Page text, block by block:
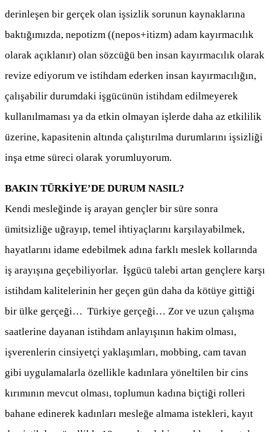
derinleşen bir gerçek olan işsizlik sorunun kaynaklarına
baktığımızda, nepotizm ((nepos+itizm) adam kayırmacılık
olarak açıklanır) olan sözcüğü ben insan kayırmacılık olarak
revize ediyorum ve istihdam ederken insan kayırmacılığın,
çalışabilir durumdaki işgücünün istihdam edilmeyerek
kullanılmaması ya da etkin olmayan işlerde daha az etkililik
üzerine, kapasitenin altında çalıştırılma durumlarını işsizliği
inşa etme süreci olarak yorumluyorum.
BAKIN TÜRKİYE’DE DURUM NASIL?
Kendi mesleğinde iş arayan gençler bir süre sonra
ümitsizliğe uğrayıp, temel ihtiyaçlarını karşılayabilmek,
hayatlarını idame edebilmek adına farklı meslek kollarında
iş arayışına geçebiliyorlar. İşgücü talebi artan gençlere karşı
istihdam kalitelerinin her geçen gün daha da kötüye gittiği
bir ülke gerçeği… Türkiye gerçeği… Zor ve uzun çalışma
saatlerine dayanan istihdam anlayışının hakim olması,
işverenlerin cinsiyetçi yaklaşımları, mobbing, cam tavan
gibi uygulamalarla özellikle kadınlara yöneltilen bir cins
kırımının mevcut olması, toplumun kadına biçtiği rolleri
bahane edinerek kadınları mesleğe almama istekleri, kayıt